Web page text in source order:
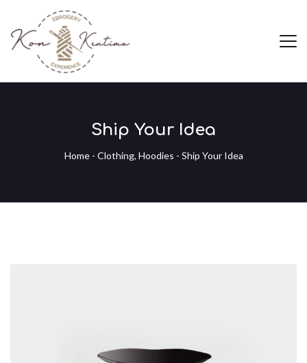
Ship Your Idea
Home- Clothing, Hoodies - Ship Your Idea